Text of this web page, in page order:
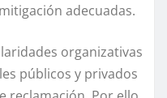
adecuadas.
organizativas
públicos y privados